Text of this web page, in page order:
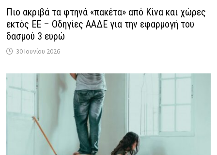
Πιο ακριβά τα φτηνά «πακέτα» από Κίνα και χώρες
εκτός ΕΕ – Οδηγίες ΑΑΔΕ για την εφαρμογή του
δασμού 3 ευρώ
30 Ιουνίου 2026